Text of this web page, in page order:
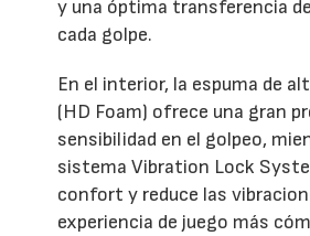
y una óptima transferencia
cada golpe.
En el interior, la espuma de
(HD Foam) ofrece una gran
sensibilidad en el golpeo,
sistema Vibration Lock
confort y reduce las
experiencia de juego más